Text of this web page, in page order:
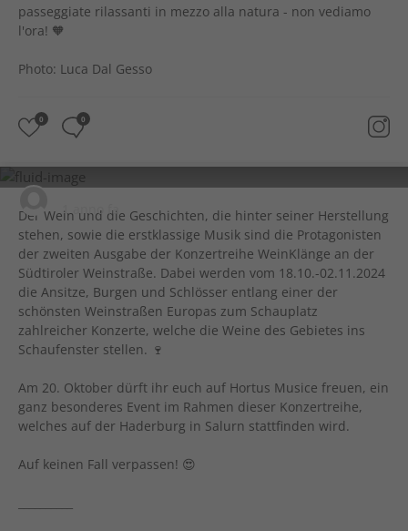
passeggiate rilassanti in mezzo alla natura - non vediamo
l'ora! 🧡
Photo: Luca Dal Gesso
0 0
1 anno fa
Der Wein und die Geschichten, die hinter seiner Herstellung
stehen, sowie die erstklassige Musik sind die Protagonisten
der zweiten Ausgabe der Konzertreihe WeinKlänge an der
Südtiroler Weinstraße. Dabei werden vom 18.10.-02.11.2024
die Ansitze, Burgen und Schlösser entlang einer der
schönsten Weinstraßen Europas zum Schauplatz
zahlreicher Konzerte, welche die Weine des Gebietes ins
Schaufenster stellen. 🍷
Am 20. Oktober dürft ihr euch auf Hortus Musice freuen, ein
ganz besonderes Event im Rahmen dieser Konzertreihe,
welches auf der Haderburg in Salurn stattfinden wird.
Auf keinen Fall verpassen! 😍